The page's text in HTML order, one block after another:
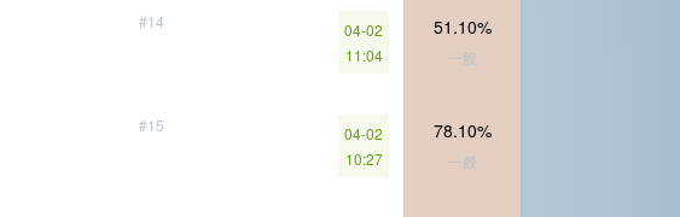
#14
04-02
11:04
51.10%
一般
#15
04-02
10:27
78.10%
一般